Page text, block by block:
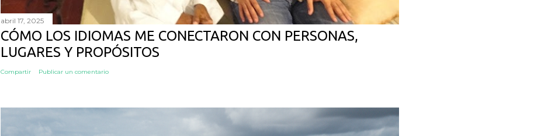
abril 17, 2025
CÓMO LOS IDIOMAS ME CONECTARON CON PERSONAS,
LUGARES Y PROPÓSITOS
Compartir Publicar un comentario